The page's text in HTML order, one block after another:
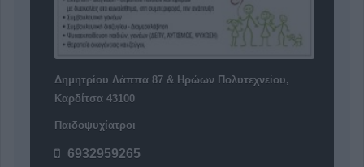
Δημητρίου Λάππα 87 & Ηρώων Πολυτεχνείου,
Καρδίτσα 43100
Παιδοψυχίατροι
6932959265